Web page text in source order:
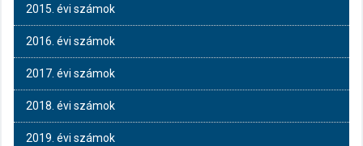
2015. évi számok
2016. évi számok
2017. évi számok
2018. évi számok
2019. évi számok